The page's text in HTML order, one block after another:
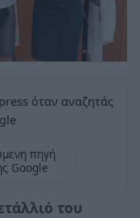
όταν αναζητάς
πηγή
Google
του